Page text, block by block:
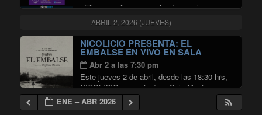
«Ellas por ellas», organizado por el
Departamento de Música de la Universidad
de Chile (DMUS) en conjunto con Radio
Universidad de Chile en la Sala Master de …
Continuar leyendo"ELLAS POR ELLAS EN SALA
ABRIL 2, 2026 (JUEVES)
NICOLICIO PRESENTA: EL
EMBALSE EN VIVO EN SALA
MASTER
Abr 2 a las 7:30 pm
Este jueves 2 de abril, desde las 18:30 hrs,
NICOLICIO presentará en Sala Master su
aclamado larga duración «El Embalse»,
interpretándolo de principio a fin en un show
ENE – ABR 2026